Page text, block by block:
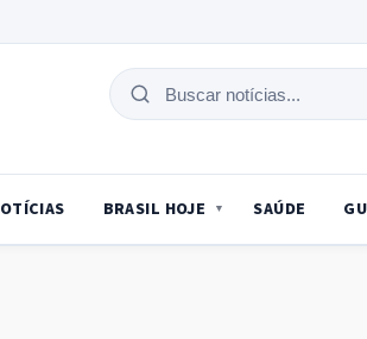
Buscar
BRASIL HOJE SAÚDE